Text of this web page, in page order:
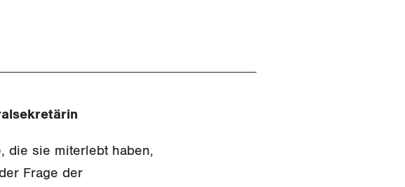
die sie miterlebt haben,
Frage der